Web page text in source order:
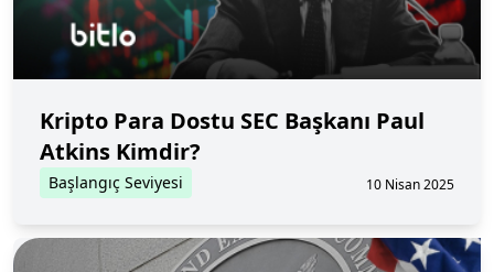
Kripto Para Dostu SEC Başkanı Paul
Atkins Kimdir?
Başlangıç Seviyesi 10 Nisan 2025